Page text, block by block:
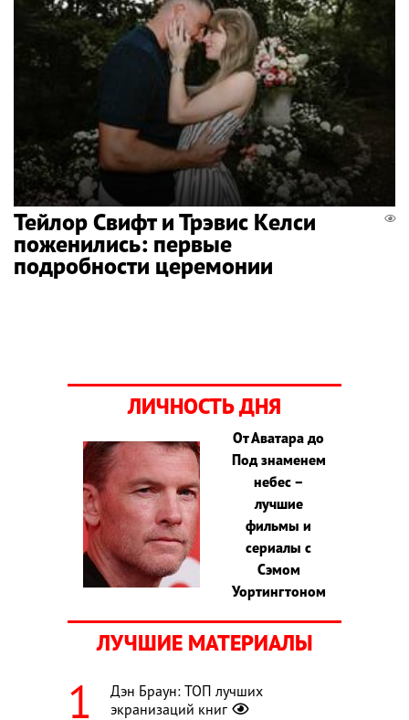
Тейлор Свифт и Трэвис Келси
поженились: первые
подробности церемонии
ЛИЧНОСТЬ ДНЯ
От Аватара до
Под знаменем
небес –
лучшие
фильмы и
сериалы с
Сэмом
Уортингтоном
ЛУЧШИЕ МАТЕРИАЛЫ
Дэн Браун: ТОП лучших
экранизаций книг